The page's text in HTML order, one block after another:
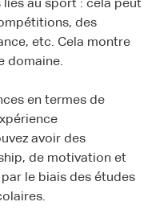
au sport : cela peut
des
etc. Cela montre
domaine.
en termes de
avoir des
de motivation et
le biais des études